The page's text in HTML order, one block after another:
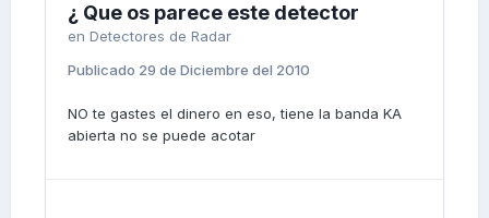
¿ Que os parece este detector
en Detectores de Radar
Publicado 29 de Diciembre del 2010
NO te gastes el dinero en eso, tiene la banda KA
abierta no se puede acotar